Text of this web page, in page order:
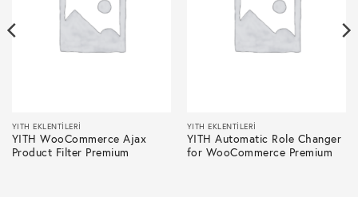
YITH EKLENTILERI
YITH WooCommerce Ajax
Product Filter Premium
YITH EKLENTILERI
YITH Automatic Role Changer
for WooCommerce Premium